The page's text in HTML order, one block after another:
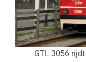
GTL 3056